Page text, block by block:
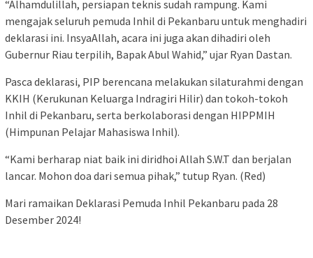
“Alhamdulillah, persiapan teknis sudah rampung. Kami
mengajak seluruh pemuda Inhil di Pekanbaru untuk menghadiri
deklarasi ini. InsyaAllah, acara ini juga akan dihadiri oleh
Gubernur Riau terpilih, Bapak Abul Wahid,” ujar Ryan Dastan.
Pasca deklarasi, PIP berencana melakukan silaturahmi dengan
KKIH (Kerukunan Keluarga Indragiri Hilir) dan tokoh-tokoh
Inhil di Pekanbaru, serta berkolaborasi dengan HIPPMIH
(Himpunan Pelajar Mahasiswa Inhil).
“Kami berharap niat baik ini diridhoi Allah S.W.T dan berjalan
lancar. Mohon doa dari semua pihak,” tutup Ryan. (Red)
Mari ramaikan Deklarasi Pemuda Inhil Pekanbaru pada 28
Desember 2024!